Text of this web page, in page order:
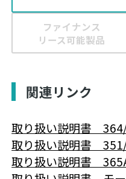
ファイナンス
リース可能製品
関連リンク
取り扱い説明書
取り扱い説明書
取り扱い説明書